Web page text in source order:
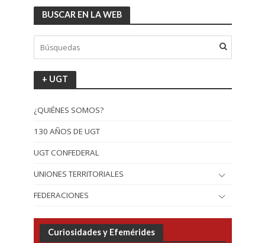
BUSCAR EN LA WEB
+ UGT
¿QUIÉNES SOMOS?
130 AÑOS DE UGT
UGT CONFEDERAL
UNIONES TERRITORIALES
FEDERACIONES
Curiosidades y Efemérides